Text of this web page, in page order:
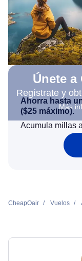
Únete a
Regístrate y
Más
Ahorra hasta
($25 máximo).
Acumula millas
CheapOair Vuelos